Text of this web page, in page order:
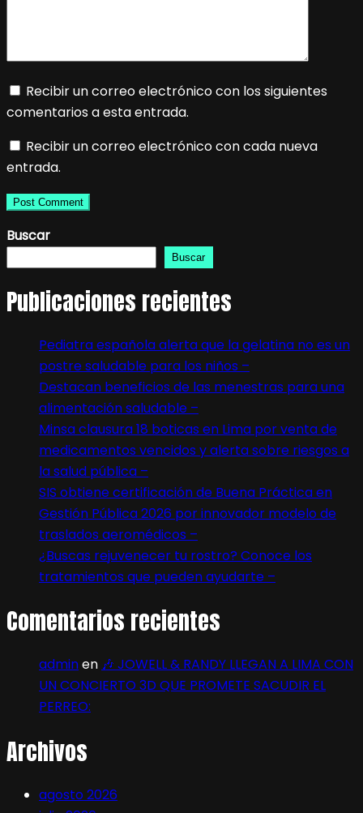
Recibir un correo electrónico con los siguientes
comentarios a esta entrada.
Recibir un correo electrónico con cada nueva
entrada.
Buscar
Buscar
Publicaciones recientes
Pediatra española alerta que la gelatina no es un
postre saludable para los niños –
Destacan beneficios de las menestras para una
alimentación saludable –
Minsa clausura 18 boticas en Lima por venta de
medicamentos vencidos y alerta sobre riesgos a
la salud pública –
SIS obtiene certificación de Buena Práctica en
Gestión Pública 2026 por innovador modelo de
traslados aeromédicos –
¿Buscas rejuvenecer tu rostro? Conoce los
tratamientos que pueden ayudarte –
Comentarios recientes
adminen 🎶 JOWELL & RANDY LLEGAN A LIMA CON
UN CONCIERTO 3D QUE PROMETE SACUDIR EL
PERREO:
Archivos
agosto 2026